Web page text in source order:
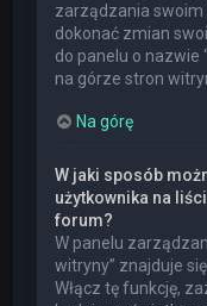
zarządzania swoim
dokonać zmian
do panelu o nazwie
na górze stron
Na górę
W jaki sposób
użytkownika na
forum?
W panelu
witryny” znajduje
Włącz tę funkcję,